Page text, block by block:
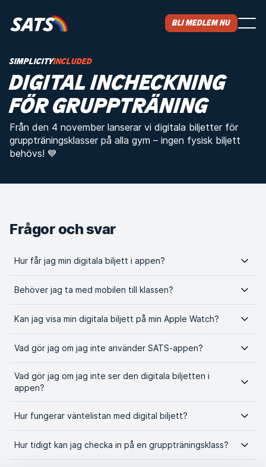
Bli medlem nu
SimplicityINCLUDED
DIGITAL INCHECKNING
FÖR GRUPPTRÄNING
Från den 4 november lanserar vi digitala biljetter för
gruppträningsklasser på alla gym – ingen fysisk biljett
behövs! 💙
Frågor och svar
Hur får jag min digitala biljett i appen?
Behöver jag ta med mobilen till klassen?
Kan jag visa min digitala biljett på min Apple Watch?
Vad gör jag om jag inte använder SATS-appen?
Vad gör jag om jag inte ser den digitala biljetten i
appen?
Hur fungerar väntelistan med digital biljett?
Hur tidigt kan jag checka in på en gruppträningsklass?